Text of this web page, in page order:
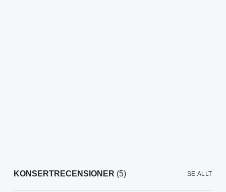
KONSERTRECENSIONER (5) SE ALLT